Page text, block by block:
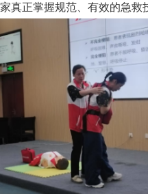
真正掌握规范、有效的急